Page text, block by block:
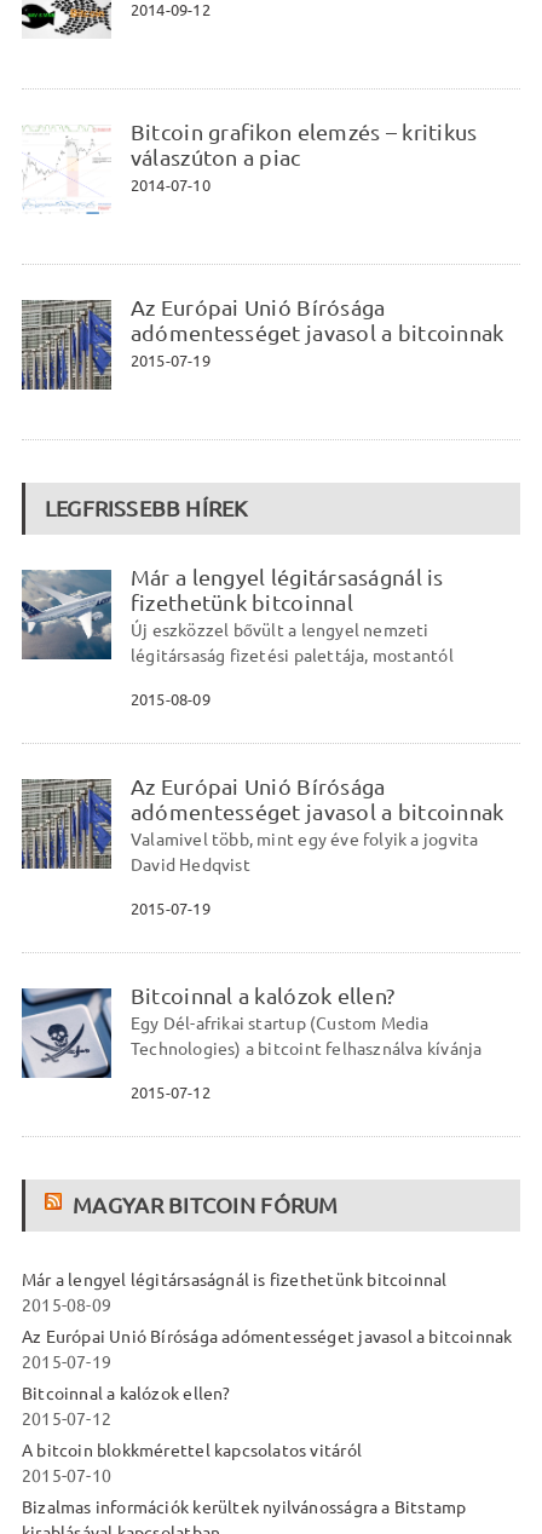
2014-09-12
Bitcoin grafikon elemzés – kritikus
válaszúton a piac
2014-07-10
Az Európai Unió Bírósága
adómentességet javasol a bitcoinnak
2015-07-19
LEGFRISSEBB HÍREK
Már a lengyel légitársaságnál is
fizethetünk bitcoinnal
Új eszközzel bővült a lengyel nemzeti
légitársaság fizetési palettája, mostantól
2015-08-09
Az Európai Unió Bírósága
adómentességet javasol a bitcoinnak
Valamivel több, mint egy éve folyik a jogvita
David Hedqvist
2015-07-19
Bitcoinnal a kalózok ellen?
Egy Dél-afrikai startup (Custom Media
Technologies) a bitcoint felhasználva kívánja
2015-07-12
MAGYAR BITCOIN FÓRUM
Már a lengyel légitársaságnál is fizethetünk bitcoinnal
2015-08-09
Az Európai Unió Bírósága adómentességet javasol a bitcoinnak
2015-07-19
Bitcoinnal a kalózok ellen?
2015-07-12
A bitcoin blokkmérettel kapcsolatos vitáról
2015-07-10
Bizalmas információk kerültek nyilvánosságra a Bitstamp